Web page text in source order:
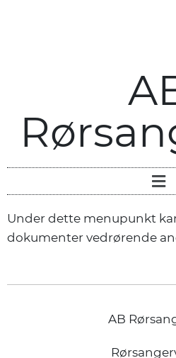
Under dette menupunkt
dokumenter vedrørende
AB